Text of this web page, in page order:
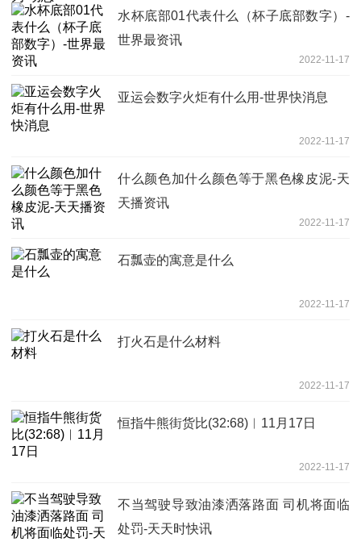
水杯底部01代表什么（杯子底部数字）-
世界最资讯
2022-11-17
亚运会数字火炬有什么用-世界快消息
2022-11-17
什么颜色加什么颜色等于黑色橡皮泥-天
天播资讯
2022-11-17
石瓢壶的寓意是什么
2022-11-17
打火石是什么材料
2022-11-17
恒指牛熊街货比(32:68)︱11月17日
2022-11-17
不当驾驶导致油漆洒落路面 司机将面临
处罚-天天时快讯